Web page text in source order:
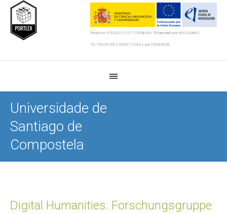
Proyecto PID2022-137170OB-I00- financiado por MICIU/AEI/
10.13039/501100011033 y por FEDER/UE
Universidade de
Santiago de
Compostela
Digital Humanities: Forschungsgruppe